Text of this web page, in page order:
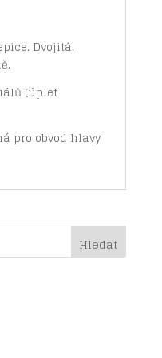
Dvojitá.
(úplet
pro obvod hlavy